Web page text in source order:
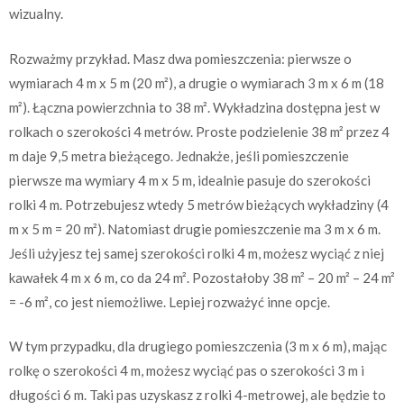
wizualny.
Rozważmy przykład. Masz dwa pomieszczenia: pierwsze o
wymiarach 4 m x 5 m (20 m²), a drugie o wymiarach 3 m x 6 m (18
m²). Łączna powierzchnia to 38 m². Wykładzina dostępna jest w
rolkach o szerokości 4 metrów. Proste podzielenie 38 m² przez 4
m daje 9,5 metra bieżącego. Jednakże, jeśli pomieszczenie
pierwsze ma wymiary 4 m x 5 m, idealnie pasuje do szerokości
rolki 4 m. Potrzebujesz wtedy 5 metrów bieżących wykładziny (4
m x 5 m = 20 m²). Natomiast drugie pomieszczenie ma 3 m x 6 m.
Jeśli użyjesz tej samej szerokości rolki 4 m, możesz wyciąć z niej
kawałek 4 m x 6 m, co da 24 m². Pozostałoby 38 m² – 20 m² – 24 m²
= -6 m², co jest niemożliwe. Lepiej rozważyć inne opcje.
W tym przypadku, dla drugiego pomieszczenia (3 m x 6 m), mając
rolkę o szerokości 4 m, możesz wyciąć pas o szerokości 3 m i
długości 6 m. Taki pas uzyskasz z rolki 4-metrowej, ale będzie to